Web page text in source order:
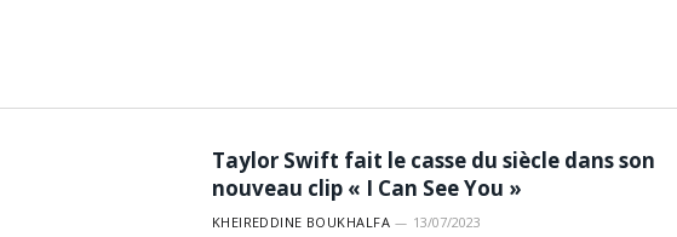
Taylor Swift fait le casse du siècle dans son
nouveau clip « I Can See You »
KHEIREDDINE BOUKHALFA 13/07/2023